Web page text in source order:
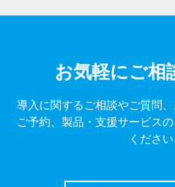
お気軽にご相
導入に関するご相談やご質問
ご予約、製品・支援サービス
ください